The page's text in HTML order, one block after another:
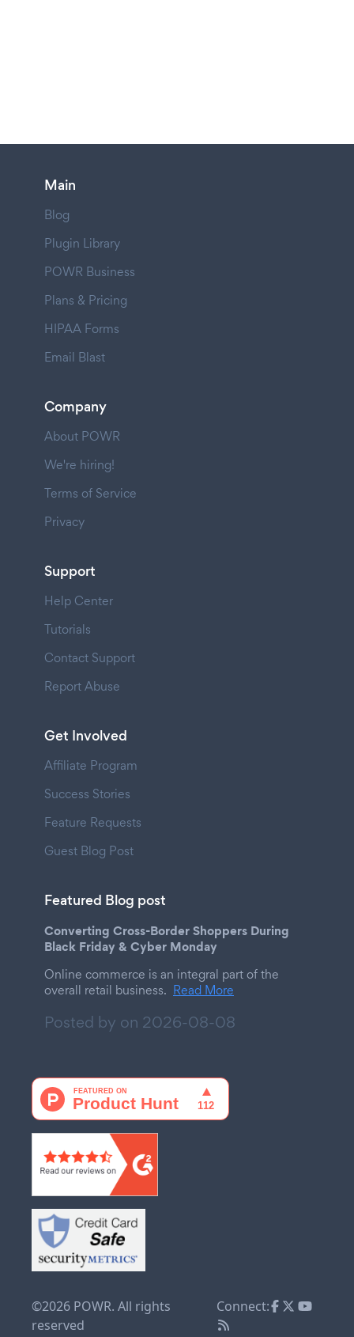
Main
Blog
Plugin Library
POWR Business
Plans & Pricing
HIPAA Forms
Email Blast
Company
About POWR
We're hiring!
Terms of Service
Privacy
Support
Help Center
Tutorials
Contact Support
Report Abuse
Get Involved
Affiliate Program
Success Stories
Feature Requests
Guest Blog Post
Featured Blog post
Converting Cross-Border Shoppers During
Black Friday & Cyber Monday
Online commerce is an integral part of the
overall retail business. Read More
Posted by on 2026-08-08
©2026 POWR. All rights
reserved
Connect: